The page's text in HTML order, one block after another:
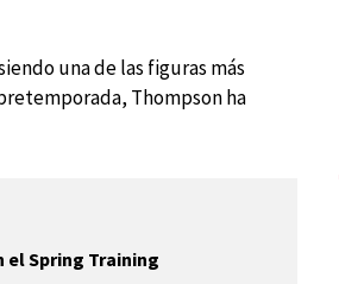
una de las figuras más
Thompson ha
el Spring Training